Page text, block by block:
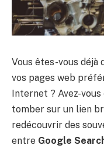
Vous êtes-vous déjà
vos pages web
Internet ? Avez-
tomber sur un lien
redécouvrir des
entre Google